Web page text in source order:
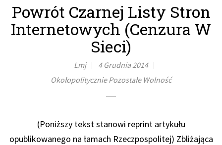
Powrót Czarnej Listy Stron
Internetowych (cenzura W
Sieci)
Lmj
4 Grudnia 2014
Okołopolitycznie Pozostałe Wolność
(Poniższy tekst stanowi reprint artykułu
opublikowanego na łamach Rzeczpospolitej) Zbliżająca